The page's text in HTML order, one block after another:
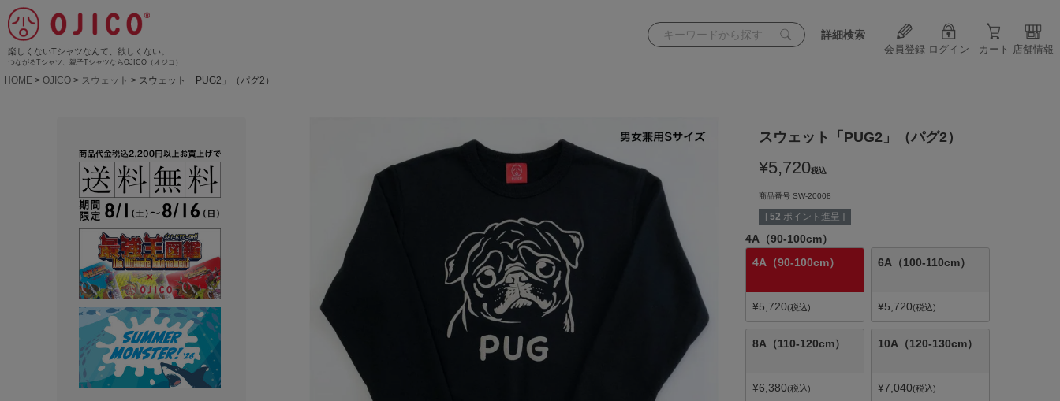
楽しくないTシャツなんて、欲しくない。
つながるTシャツ、親子TシャツならOJICO（オジコ）
詳細検索
会員登録 ログイン カート 店舗情報
HOME OJICO スウェット スウェット「PUG2」（パグ2）
スウェット「PUG2」（パグ2）
¥5,720税込
商品番号 SW-20008
[ 52 ポイント進呈 ]
4A（90-100cm）
4A（90-100cm）
¥5,720 税込
6A（100-110cm）
¥5,720 税込
8A（110-120cm）
¥6,380 税込
10A（120-130cm）
¥7,040 税込